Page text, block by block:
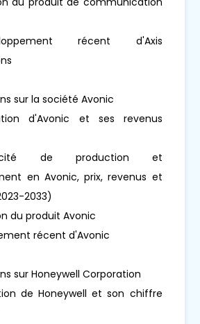
récent d'Axis
sur la société Avonic
d'Avonic et ses revenus
de production et
en Avonic, prix, revenus et
2033)
du produit Avonic
récent d'Avonic
sur Honeywell Corporation
de Honeywell et son chiffre